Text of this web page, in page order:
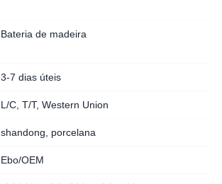
Bateria de madeira
3-7 dias úteis
L/C, T/T, Western Union
shandong, porcelana
Ebo/OEM